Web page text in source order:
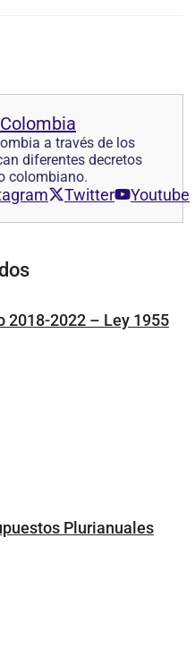
a través de los
diferentes decretos
colombiano.
Twitter Youtube
2018-2022 – Ley 1955
Plurianuales